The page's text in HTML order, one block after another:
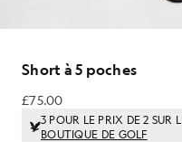
Short à 5 poches
£75.00
£75.00
3 POUR LE PRIX DE 2 SUR
BOUTIQUE DE GOLF